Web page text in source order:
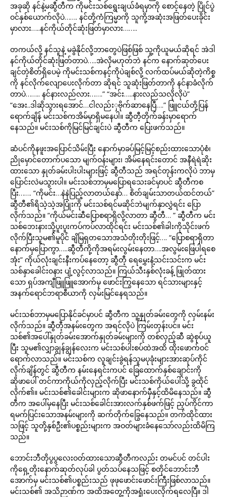
အခုဆို နင်နဲ့မဆွီတီက ကိုမင်းသစ်ရွေးချယ်ခံရမှာကို စောင့်နေတဲ့ ပြိုင်ပွဲ
ဝင်နှစ်ယောက်လိုပဲ……. နင်တို့ကံကြမ္မာကို သူကို့အဆုံးအဖြတ်ပေးခိုင်း
မှာလား…..နင်ကိုယ်တိုင်ဆုံးဖြတ်မှာလား……..
တကယ်လို့ နင်သူနဲ့ မခွဲနိုင်လို့ဘာတွေပဲဖြစ်ဖြစ် သူ့ကိုယူမယ်ဆိုရင် အဲဒါ
နင်ကိုယ်တိုင်ဆုံးဖြတ်တာပဲ…..အဲလိုမဟုတ်ဘဲ နင်က နောက်ဆုတ်ပေး
ချင်တဲ့စိတ်ရှိပေမဲ့ ကိုမင်းသစ်ကနင့်ကိုပဲချစ်လို့ လက်ထပ်မယ်ဆိုတဲ့ကိစ္စ
ကို နင်လိုက်လျောပေးလိုက်တာ ဆိုရင် သူဆုံးဖြတ်တာကို နင်နာခံလိုက်
တာပဲ…….. နင်နားလည်လား…….” “အင်း…..နားလည်သလိုလိုပဲ”
“အေး..ဒါဆိုသွားရအောင်…ငါလည်းှဗိုက်ဆာနေပြီ….” ဖြူငယ်တို့ပြန်
ရောက်ချိန် မင်းသစ်ကအိမ်မှာရှိမနေပါ။ ဆွီတီ့တိုက်ခန်းမှာရောက်
နေသည်။ မင်းသစ်ကိုမြင်မြင်ချင်းပဲ ဆွီတီက ပြေးဖက်သည်။
ဆံပင်ကိုနဖူးအပြောင်သိမ်းပြီး နောက်မှာခပ်မြင့်မြင့်စည်းထားသောပုံစံ၊
ညိုမှောင်တောက်ပသော မျက်ဝန်းများ၊ အိမ်နေရင်းတောင် အနီရဲရဲဆိုး
ထားသော နှုတ်ခမ်းပါးပါးများဖြင့် ဆွီတီသည် အရင်တုန်းကလိုပဲ ဘာမှ
ပြောင်းလဲမသွားပါ။ မင်းသစ်ဘာမှမပြောရသေးခင်မှာပင် ဆွီတီကစ
ပြီး……. “ကိုမင်း…နဲနဲပြည့်လာတယ်နော်… စိတ်ချမ်းသာတယ်ထင်တယ်”
ဆွီတီ၏ရိသဲ့သဲ့အပြုံးကို မင်းသစ်ရင်မဆိုင်ဘဲမျက်နှာလွှဲရင်း ပြော
လိုက်သည်။ “ကိုယ်မင်းဆီပြောစရာရှိလို့လာတာ ဆွီတီ… ” ဆွီတီက မင်း
သစ်ဘေးနားသို့ပူးပူးကပ်ကပ်လာထိုင်ရင်း မင်းသစ်၏ခါးကိုသိုင်းဖက်
လိုက်ပြီးသူမ၏မူပိုင် ချိမြရှတသောအသံတိုးတိုးဖြင့်…. “ပြောစရာရှိတာ
နောက်မှပြောကွာ…..ဆွီတီကို့ကိုအရမ်းလွမ်းနေတာ….အလွမ်းဖြေပါရစေ
အုံး” ကိုယ်လုံးချင်းနီးကပ်နေတော့ ဆွီတီ့ ရေမွှေးနံ့သင်းသင်းက မင်း
သစ်နှာခေါင်းဝနား ပျံ့လွင့်လာသည်။ ကြယ်သီးနှစ်လုံးခန့် ဖြုတ်ထား
သော ရှပ်အကျီဖြူဖြူအောက်မှ ဖောင်းကြွနေသော ရင်သားများနှင့်
အနက်ရောင်ဘရာစီယာကို လှမ်းမြင်နေရသည်။
မင်းသစ်ဘာမှမပြောနိုင်ခင်မှာပင် ဆွီတီက သူ့နှုတ်ခမ်းတွေကို လှမ်းနမ်း
လိုက်သည်။ ဆွီတီ့အနမ်းတွေက အရင်လိုပဲ ကြမ်းတုန်းပင်။ မင်း
သစ်၏အပေါ်နှုတ်ခမ်းအောက်နှုတ်ခမ်းများကို တစ်လှည့်ဆီ ဆွဲစုပ်ယူ
ပြီး သူမ၏လျှာချွန်ချွန်လေးက မင်းသစ်ပါးစပ်ထဲအထိ ထိုးဖောက်ဝင်
ရောက်လာသည်။ မင်းသစ်က လူချင်းခွဲရန်သူမပုခုံးများအားဆုပ်ကိုင်
လိုက်ချိန်တွင် ဆွီတီက နမ်းနေရင်းကပင် ခြေထောက်နှစ်ချောင်းကို
ဆိုဖာပေါ် တင်ကာကိုယ်ကိုလှည့်လိုက်ပြီး မင်းသစ်ကိုယ်ပေါ်သို့ ခွထိုင်
လိုက်၏။ မင်းသစ်၏ခေါင်းများက ဆိုဖာနောက်မှီနှင့်ထိမိနေသည်။ ဆွီ
တီက အပေါ်မှနေပြီး မင်းသစ်ခေါင်းအားလက်နှစ်ဖက်ဖြင့် ညှပ်ကိုင်ကာ
ရမက်ပြင်းသောအနမ်းများကို ဆက်တိုက်ခြွေနေသည်။ တက်ထိုင်ထား
သဖြင့် သူတို့နှစ်ဦး၏ပစ္စည်းများက အဝတ်များခံနေသော်လည်းထိမိကြ
သည်။
ဘောင်းဘီတိုပွပွလေးဝတ်ထားသောဆွီတီကလည်း တမင်ပင် တင်ပါး
ကိုရှေ့တိုးနောက်ဆုတ်လုပ်ခါ ပွတ်သပ်နေသဖြင့် စတိုင်ဘောင်းဘီ
အောက်မှ မင်းသစ်၏ပစ္စည်းသည် ဖုဖုဖောင်းဖောင်းကြီးဖြစ်လာသည်။
မင်းသစ်၏ အသိဉာဏ်က အထိအတွေ့ကိုအရှုံးပေးလိုက်ရလေပြီ။ ဒါ